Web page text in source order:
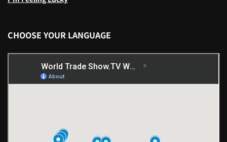
CHOOSE YOUR LANGUAGE